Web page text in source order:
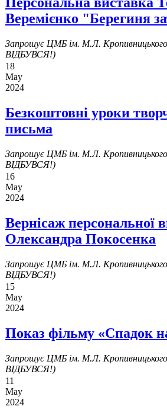
Веремієнко "Берегиня
Запрошує ЦМБ ім. М.Л.
ВІДБУВСЯ!)
18
May
2024
Безкоштовні уроки
письма
Запрошує ЦМБ ім. М.Л.
ВІДБУВСЯ!)
16
May
2024
Вернісаж персональної
Олександра Покосенка
Запрошує ЦМБ ім. М.Л.
ВІДБУВСЯ!)
15
May
2024
Показ фільму «Спадок
Запрошує ЦМБ ім. М.Л.
ВІДБУВСЯ!)
11
May
2024